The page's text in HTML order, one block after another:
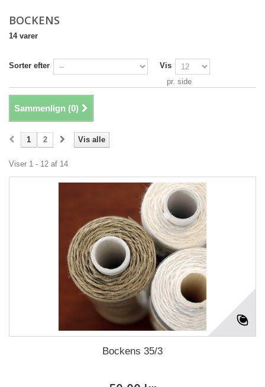
BOCKENS
14 varer
Sorter efter
Vis
pr. side
Sammenlign (0)
Vis alle
1 2
Viser 1 - 12 af 14
Bockens 35/3